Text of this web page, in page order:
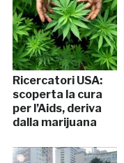
Ricercatori USA:
scoperta la cura
per l’Aids, deriva
dalla marijuana